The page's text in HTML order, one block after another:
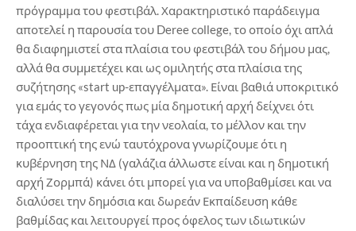
πρόγραμμα του φεστιβάλ. Χαρακτηριστικό παράδειγμα
αποτελεί η παρουσία του Deree college, το οποίο όχι απλά
θα διαφημιστεί στα πλαίσια του φεστιβάλ του δήμου μας,
αλλά θα συμμετέχει και ως ομιλητής στα πλαίσια της
συζήτησης «start up-επαγγέλματα». Είναι βαθιά υποκριτικό
για εμάς το γεγονός πως μία δημοτική αρχή δείχνει ότι
τάχα ενδιαφέρεται για την νεολαία, το μέλλον και την
προοπτική της ενώ ταυτόχρονα γνωρίζουμε ότι η
κυβέρνηση της ΝΔ (γαλάζια άλλωστε είναι και η δημοτική
αρχή Ζορμπά) κάνει ότι μπορεί για να υποβαθμίσει και να
διαλύσει την δημόσια και δωρεάν Εκπαίδευση κάθε
βαθμίδας και λειτουργεί προς όφελος των ιδιωτικών